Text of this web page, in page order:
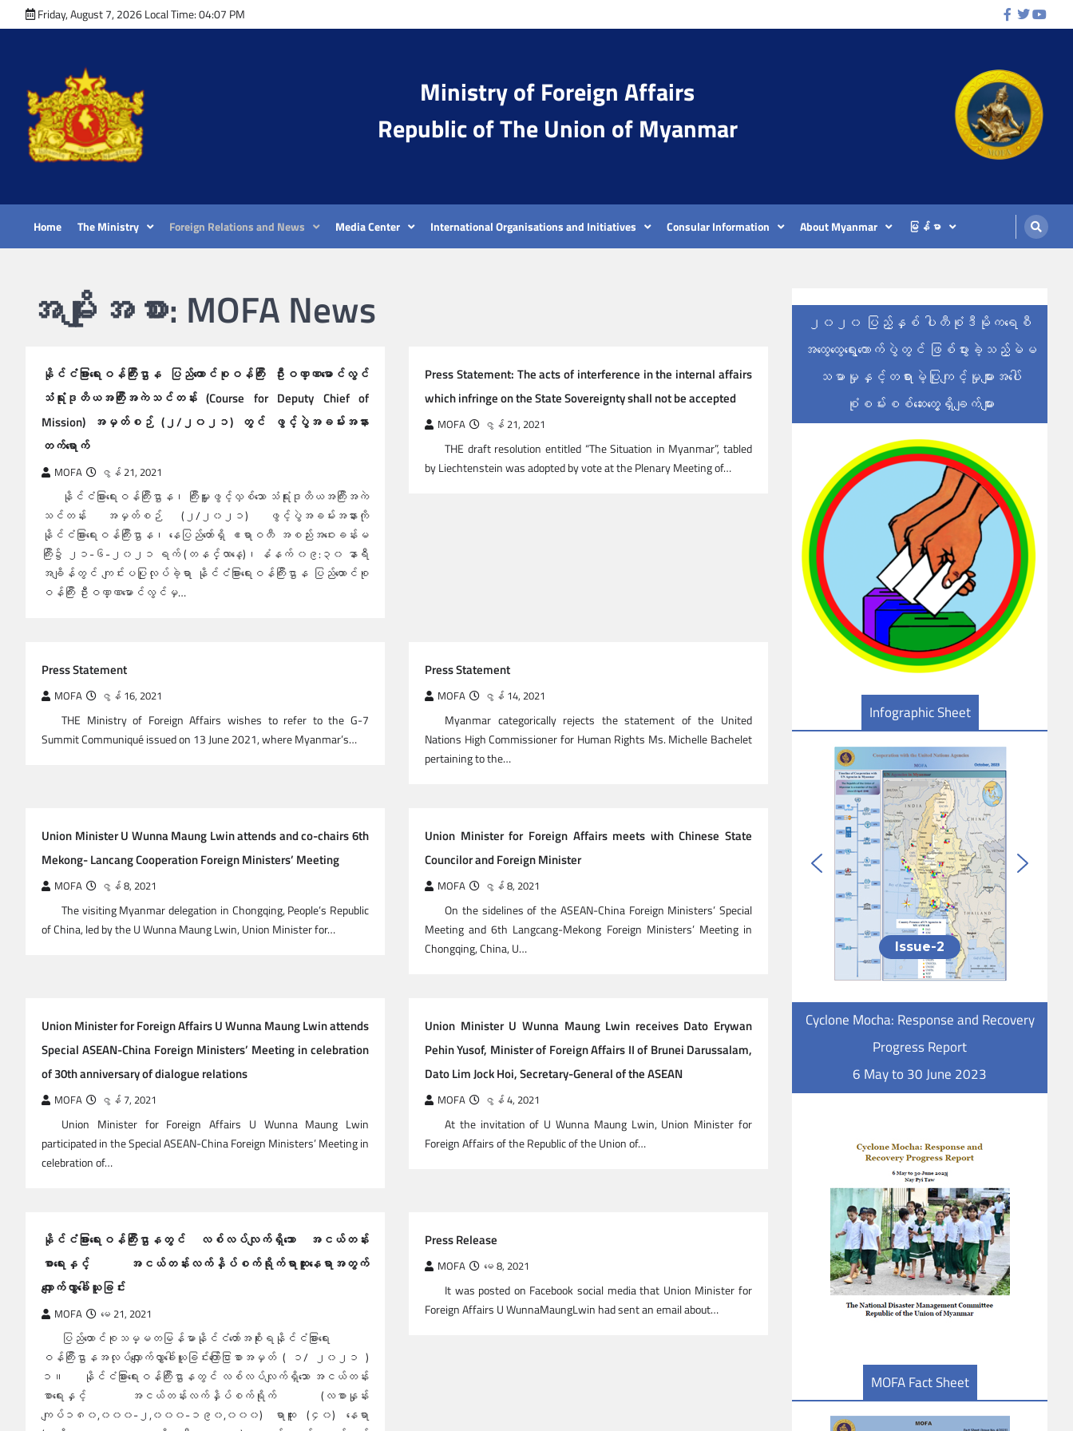
to
Friday, August 7, 2026 Local Time: 04:07 PM Facebook
Twitter
Ministry of Foreign Affairs
Republic of The Union of Myanmar
Home The Ministry Foreign Relations and News Media Center International Organisations and Initiatives Consular Information About Myanmar မြန်မာ
အမျိုးအစား: MOFA News
နိုင်ငံခြားရေးဝန်ကြီးဌာန ပြည်ထောင်စုဝန်ကြီး ဦးဝဏ္ဏမောင်လွင်
သံရုံးဒုတိယအကြီးအကဲသင်တန်း (Course for Deputy Chief of
Mission) အမှတ်စဉ် (၂/၂၀၂၁) တွင် ဖွင့်ပွဲအခမ်းအနား
တက်ရောက်
MOFA ဇွန် 21, 2021
နိုင်ငံခြားရေးဝန်ကြီးဌာန၊ ကြီးမှူးဖွင့်လှစ်သော သံရုံးဒုတိယအကြီးအကဲ
သင်တန်း အမှတ်စဉ် (၂/၂၀၂၁) ဖွင့်ပွဲအခမ်းအနားကို
နိုင်ငံခြားရေးဝန်ကြီးဌာန၊ နေပြည်တော်ရှိ ဧရာဝတီ အစည်းအဝေးခန်းမ
ကြီး၌ ၂၁-၆-၂၀၂၁ ရက် (တနင်္လာနေ့)၊ နံနက် ၀၉:၃၀ နာရီ
အချိန်တွင် ကျင်းပပြုလုပ်ခဲ့ရာ နိုင်ငံခြားရေးဝန်ကြီးဌာန ပြည်ထောင်စု
ဝန်ကြီး ဦးဝဏ္ဏမောင်လွင်မှ…
Press Statement: The acts of interference in the internal affairs
which infringe on the State Sovereignty shall not be accepted
MOFA ဇွန် 21, 2021
THE draft resolution entitled “The Situation in Myanmar”, tabled
by Liechtenstein was adopted by vote at the Plenary Meeting of…
Press Statement
MOFA ဇွန် 16, 2021
THE Ministry of Foreign Affairs wishes to refer to the G-7
Summit Communiqué issued on 13 June 2021, where Myanmar’s…
Press Statement
MOFA ဇွန် 14, 2021
Myanmar categorically rejects the statement of the United
Nations High Commissioner for Human Rights Ms. Michelle Bachelet
pertaining to the…
Union Minister U Wunna Maung Lwin attends and co-chairs 6th
Mekong- Lancang Cooperation Foreign Ministers’ Meeting
MOFA ဇွန် 8, 2021
The visiting Myanmar delegation in Chongqing, People’s Republic
of China, led by the U Wunna Maung Lwin, Union Minister for…
Union Minister for Foreign Affairs meets with Chinese State
Councilor and Foreign Minister
MOFA ဇွန် 8, 2021
On the sidelines of the ASEAN-China Foreign Ministers’ Special
Meeting and 6th Langcang-Mekong Foreign Ministers’ Meeting in
Chongqing, China, U…
Union Minister for Foreign Affairs U Wunna Maung Lwin attends
Special ASEAN-China Foreign Ministers’ Meeting in celebration
of 30th anniversary of dialogue relations
MOFA ဇွန် 7, 2021
Union Minister for Foreign Affairs U Wunna Maung Lwin
participated in the Special ASEAN-China Foreign Ministers’ Meeting in
celebration of…
Union Minister U Wunna Maung Lwin receives Dato Erywan
Pehin Yusof, Minister of Foreign Affairs II of Brunei Darussalam,
Dato Lim Jock Hoi, Secretary-General of the ASEAN
MOFA ဇွန် 4, 2021
At the invitation of U Wunna Maung Lwin, Union Minister for
Foreign Affairs of the Republic of the Union of…
နိုင်ငံခြားရေးဝန်ကြီးဌာနတွင် လစ်လပ်လျက်ရှိသော အငယ်တန်း
စာရေးနှင့် အငယ်တန်းလက်နှိပ်စက်ရိုက်ရာထူးနေရာအတွက်
လျှောက်လွှာခေါ်ယူခြင်း
MOFA မေ 21, 2021
ပြည်ထောင်စုသမ္မတမြန်မာနိုင်ငံတော်အစိုးရနိုင်ငံခြားရေး
ဝန်ကြီးဌာနအလုပ်လျှောက်လွှာခေါ်ယူခြင်းကြော်ငြာစာအမှတ် ( ၁/ ၂၀၂၁ )
၁။ နိုင်ငံခြားရေးဝန်ကြီးဌာနတွင် လစ်လပ်လျက်ရှိသော အငယ်တန်း
စာရေးနှင့် အငယ်တန်းလက်နှိပ်စက်ရိုက် (လစာနှုန်း
ကျပ်၁၈၀,၀၀၀-၂,၀၀၀-၁၉၀,၀၀၀) ရာထူး (၄၀) နေရာ
Press Release
MOFA မေ 8, 2021
It was posted on Facebook social media that Union Minister for
Foreign Affairs U WunnaMaungLwin had sent an email about…
၂၀၂၀ ပြည့်နှစ် ပါတီစုံဒီမိုကရေစီ
အထွေထွေရွေးကောက်ပွဲတွင် ဖြစ်ပွားခဲ့သည့်မဲမ
သမာမှုနှင့်တရားမဲ့ပြုကျင့်မှုများအပေါ်
စုံစမ်းစစ်ဆေးတွေ့ရှိချက်များ
Infographic Sheet
Issue-2
Cyclone Mocha: Response and Recovery
Progress Report
6 May to 30 June 2023
MOFA Fact Sheet